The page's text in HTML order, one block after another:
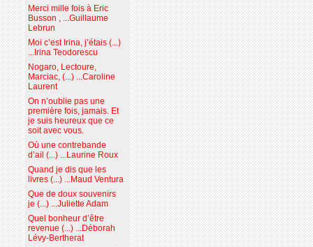
Merci mille fois à Eric
Busson , ...Guillaume
Lebrun
Moi c’est Irina, j’étais (...)
...Irina Teodorescu
Nogaro, Lectoure,
Marciac, (...) ...Caroline
Laurent
On n’oublie pas une
première fois, jamais. Et
je suis heureux que ce
soit avec vous.
Où une contrebande
d’ail (...) ...Laurine Roux
Quand je dis que les
livres (...) ...Maud Ventura
Que de doux souvenirs
je (...) ...Juliette Adam
Quel bonheur d’être
revenue (...) ...Déborah
Lévy-Bertherat